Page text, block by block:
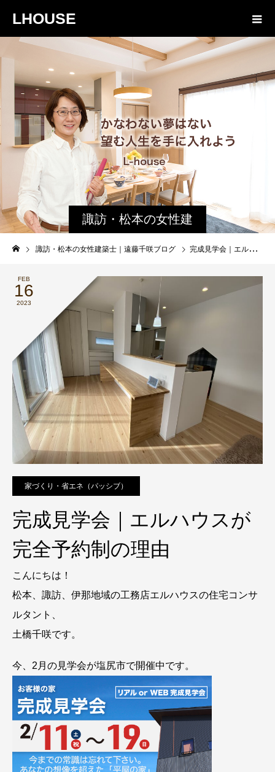
LHOUSE
諏訪・松本の女性建
築士ブログ｜未来生
活設計
諏訪・松本の女性建築士｜遠藤千咲ブログ 完成見学会｜エルハウスが完全予約制の理由
FEB
16
2023
家づくり・省エネ（パッシブ）
完成見学会｜エルハウスが
完全予約制の理由
こんにちは！
松本、諏訪、伊那地域の工務店エルハウスの住宅コンサ
ルタント、
土橋千咲です。
今、2月の見学会が塩尻市で開催中です。